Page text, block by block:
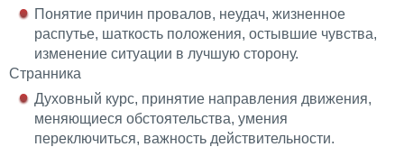
Понятие причин провалов, неудач, жизненное
распутье, шаткость положения, остывшие чувства,
изменение ситуации в лучшую сторону.
Странника
Духовный курс, принятие направления движения,
меняющиеся обстоятельства, умения
переключиться, важность действительности.